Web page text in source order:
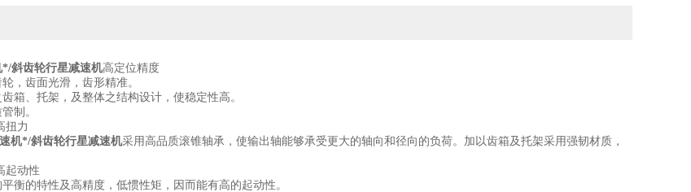
斜齿轮行星减速机高定位精度
齿面光滑，齿形精准。
、托架，及整体之结构设计，使稳定性高。
制。
力
机*/斜齿轮行星减速机采用高品质滚锥轴承，使输出轴能够承受更大的轴向和径向的负荷。加以齿箱及托架采用强韧材质，
动性
的特性及高精度，低惯性矩，因而能有高的起动性。